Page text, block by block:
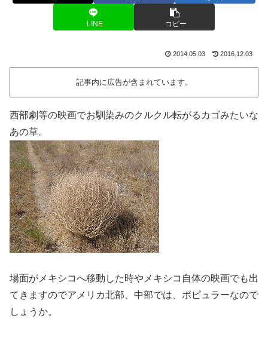
LINE コピー
2014.05.03 2016.12.03
記事内に広告が含まれています。
西部劇等の映画でお馴染みのクルクル転がるカゴみたいな
あの草。
場面がメキシコへ移動した時やメキシコ自体の映画でも出
てきますのでアメリカ北部、中部では、ポピュラーなので
しょうか。